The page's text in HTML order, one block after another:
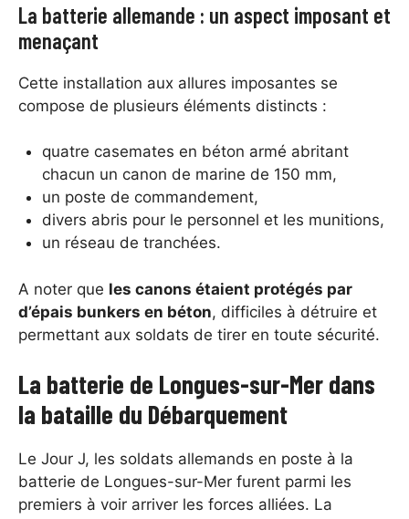
La batterie allemande : un aspect imposant et
menaçant
Cette installation aux allures imposantes se
compose de plusieurs éléments distincts :
quatre casemates en béton armé abritant
chacun un canon de marine de 150 mm,
un poste de commandement,
divers abris pour le personnel et les munitions,
un réseau de tranchées.
A noter que les canons étaient protégés par
d’épais bunkers en béton, difficiles à détruire et
permettant aux soldats de tirer en toute sécurité.
La batterie de Longues-sur-Mer dans
la bataille du Débarquement
Le Jour J, les soldats allemands en poste à la
batterie de Longues-sur-Mer furent parmi les
premiers à voir arriver les forces alliées. La